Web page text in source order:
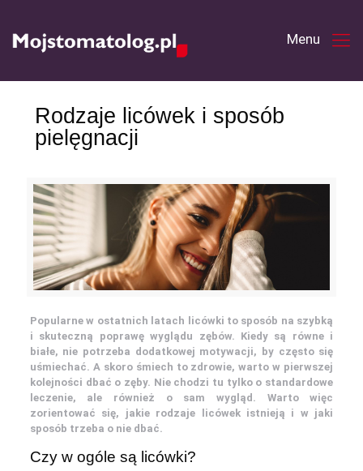
Rodzaje licówek i sposób
pielęgnacji
Popularne w ostatnich latach licówki to sposób na szybką
i skuteczną poprawę wyglądu zębów. Kiedy są równe i
białe, nie potrzeba dodatkowej motywacji, by często się
uśmiechać. A skoro śmiech to zdrowie, warto w pierwszej
kolejności dbać o zęby. Nie chodzi tu tylko o standardowe
leczenie, ale również o sam wygląd. Warto więc
zorientować się, jakie rodzaje licówek istnieją i w jaki
sposób trzeba o nie dbać.
Czy w ogóle są licówki?